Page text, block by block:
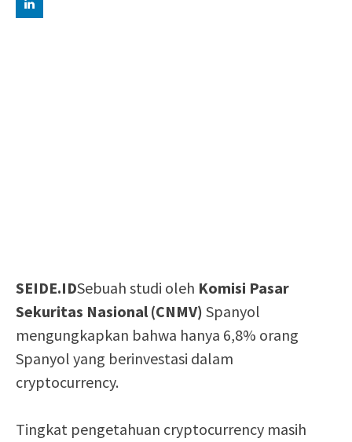
SEIDE.IDSebuah studi oleh Komisi Pasar
Sekuritas Nasional (CNMV) Spanyol
mengungkapkan bahwa hanya 6,8% orang
Spanyol yang berinvestasi dalam
cryptocurrency.
Tingkat pengetahuan cryptocurrency masih